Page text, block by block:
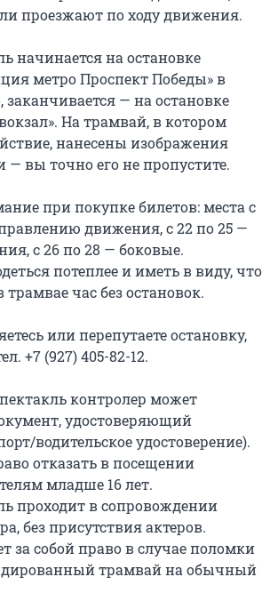
проезжают по ходу движения.
начинается на остановке
метро Проспект Победы» в
заканчивается — на остановке
На трамвай, в котором
нанесены изображения
— вы точно его не пропустите.
при покупке билетов: места с
движения, с 22 по 25 —
с 26 по 28 — боковые.
потеплее и иметь в виду, что
час без остановок.
или перепутаете остановку,
+7 (927) 405-82-12.
контролер может
удостоверяющий
водительское удостоверение).
отказать в посещении
младше 16 лет.
проходит в сопровождении
без присутствия актеров.
за собой право в случае поломки
трамвай на обычный